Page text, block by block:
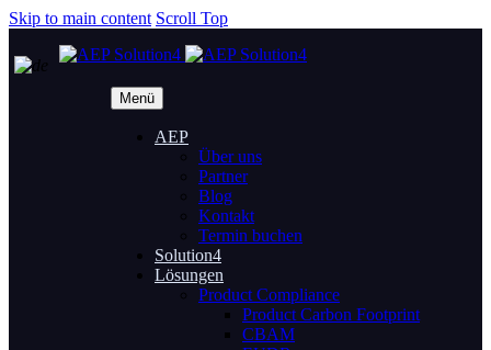
Skip to main content Scroll Top
Menü
AEP
Über uns
Partner
Blog
Kontakt
Termin buchen
Solution4
Lösungen
Product Compliance
Product Carbon Footprint
CBAM